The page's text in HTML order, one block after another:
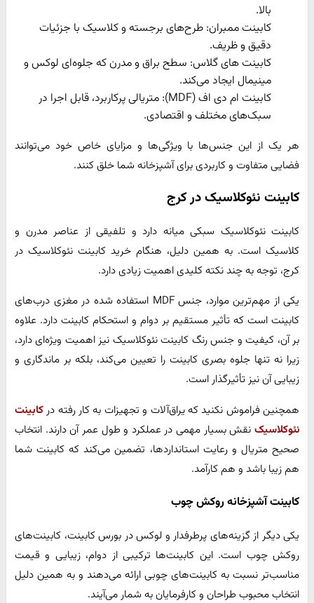
بالا.
کابینت ممبران: طرح‌های برجسته و کلاسیک با جزئیات
دقیق و ظریف.
کابینت های گلاس: سطح براق و مدرن که جلوه‌ای لوکس و
مینیمال ایجاد می‌کند.
کابینت ام دی اف (MDF): متریالی پرکاربرد، قابل اجرا در
سبک‌های مختلف و اقتصادی.
هر یک از این جنس‌ها با ویژگی‌ها و مزایای خاص خود می‌توانند
فضایی متفاوت و کاربردی برای آشپزخانه شما خلق کنند.
کابینت نئوکلاسیک در کرج
کابینت نئوکلاسیک سبکی میانه دارد و تلفیقی از عناصر مدرن و
کلاسیک است. به همین دلیل، هنگام خرید کابینت نئوکلاسیک در
کرج، توجه به چند نکته کلیدی اهمیت زیادی دارد.
یکی از مهم‌ترین موارد، جنس MDF استفاده شده در مغزی درب‌های
کابینت است که تأثیر مستقیم بر دوام و استحکام کابینت دارد. علاوه
بر آن، کیفیت و جنس رنگ کابینت نئوکلاسیک نیز اهمیت ویژه‌ای دارد،
زیرا نه تنها جلوه بصری کابینت را تعیین می‌کند، بلکه بر ماندگاری و
زیبایی آن نیز تأثیرگذار است.
همچنین فراموش نکنید که یراق‌آلات و تجهیزات به کار رفته در کابینت
نئوکلاسیک نقش بسیار مهمی در عملکرد و طول عمر آن دارند. انتخاب
صحیح متریال و رعایت استانداردها، تضمین می‌کند که کابینت شما
هم زیبا باشد و هم کارآمد.
کابینت آشپزخانه روکش چوب
یکی دیگر از گزینه‌های پرطرفدار و لوکس در بورس کابینت، کابینت‌های
روکش چوب است. این کابینت‌ها ترکیبی از دوام، زیبایی و قیمت
مناسب‌تر نسبت به کابینت‌های چوبی ارائه می‌دهند و به همین دلیل
انتخاب محبوب طراحان و کارفرمایان به شمار می‌آیند.